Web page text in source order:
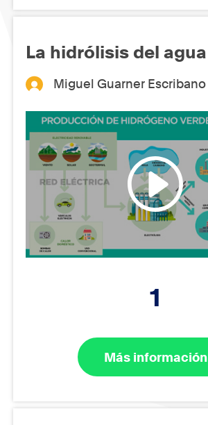
La hidrólisis del agua
Miguel Guarner Escribano
1
Más información